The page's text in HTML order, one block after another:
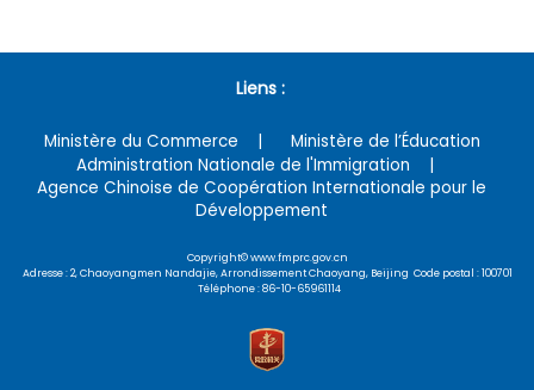
Liens :
Ministère du Commerce
Ministère de l’Éducation
Administration Nationale de l'Immigration
Agence Chinoise de Coopération Internationale pour le
Développement
Copyright© www.fmprc.gov.cn
Adresse : 2, Chaoyangmen Nandajie, Arrondissement Chaoyang, Beijing Code postal : 100701
Téléphone : 86-10-65961114